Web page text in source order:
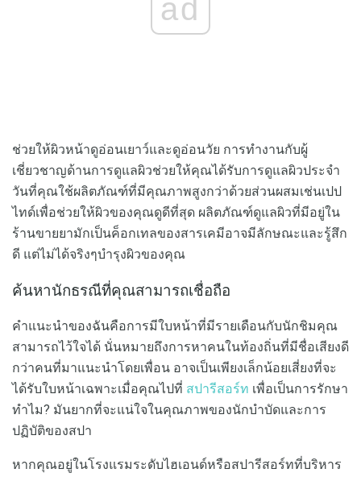
ad
ช่วยให้ผิวหน้าดูอ่อนเยาว์และดูอ่อนวัย การทำงานกับผู้
เชี่ยวชาญด้านการดูแลผิวช่วยให้คุณได้รับการดูแลผิวประจำ
วันที่คุณใช้ผลิตภัณฑ์ที่มีคุณภาพสูงกว่าด้วยส่วนผสมเช่นเปป
ไทด์เพื่อช่วยให้ผิวของคุณดูดีที่สุด ผลิตภัณฑ์ดูแลผิวที่มีอยู่ใน
ร้านขายยามักเป็นค็อกเทลของสารเคมีอาจมีลักษณะและรู้สึก
ดี แต่ไม่ได้จริงๆบำรุงผิวของคุณ
ค้นหานักธรณีที่คุณสามารถเชื่อถือ
คำแนะนำของฉันคือการมีใบหน้าที่มีรายเดือนกับนักชิมคุณ
สามารถไว้ใจได้ นั่นหมายถึงการหาคนในท้องถิ่นที่มีชื่อเสียงดี
กว่าคนที่มาแนะนำโดยเพื่อน อาจเป็นเพียงเล็กน้อยเสี่ยงที่จะ
ได้รับใบหน้าเฉพาะเมื่อคุณไปที่ สปารีสอร์ท เพื่อเป็นการรักษา
ทำไม? มันยากที่จะแน่ใจในคุณภาพของนักบำบัดและการ
ปฏิบัติของสปา
หากคุณอยู่ในโรงแรมระดับไฮเอนด์หรือสปารีสอร์ทที่บริหาร